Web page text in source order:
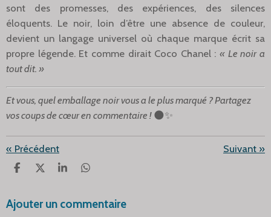
sont des promesses, des expériences, des silences
éloquents. Le noir, loin d’être une absence de couleur,
devient un langage universel où chaque marque écrit sa
propre légende. Et comme dirait Coco Chanel : « Le noir a
tout dit. »
Et vous, quel emballage noir vous a le plus marqué ? Partagez
vos coups de cœur en commentaire ! 🌑✨
« Précédent Suivant »
P
T
P
T
P
T
P
T
Ajouter un commentaire